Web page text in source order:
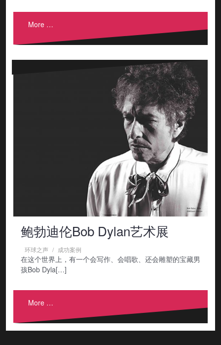
More …
鲍勃迪伦Bob Dylan艺术展
环球之声 成功案例
在这个世界上，有一个会写作、会唱歌、还会雕塑的宝藏男
孩Bob Dyla[…]
More …